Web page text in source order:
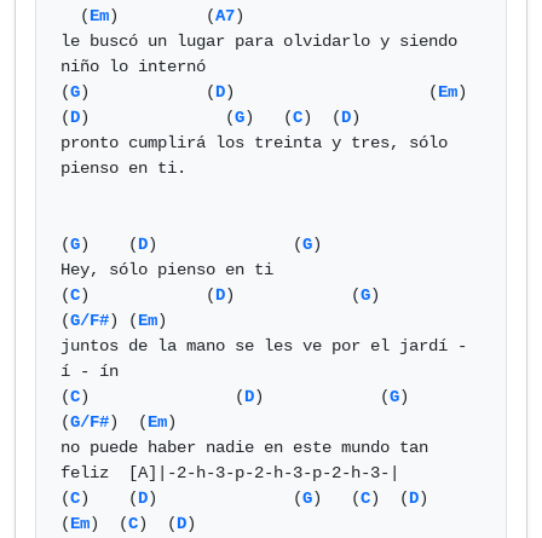
  (
Em )	       (A7)
le buscó un lugar para olvidarlo y siendo
niño lo internó
(G)            (D ) 		      (Em)
(D)              (G)   (C)  (D)
pronto cumplirá los treinta y tres, sólo
pienso en ti.
(G)    (D)              (G)
Hey, sólo pienso en ti
(C)            (D)            (G)
(G/F#) (Em)
juntos de la mano se les ve por el jardí -
í - ín
(C)               (D)            (G)
(G/F#)  (Em)
no puede haber nadie en este mundo tan
feliz  [A]|-2-h-3-p-2-h-3-p-2-h-3-|
(C)    (D)              (G)   (C)  (D)
(Em)  (C)  (D)